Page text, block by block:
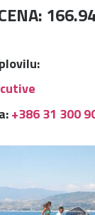
+386 31 300